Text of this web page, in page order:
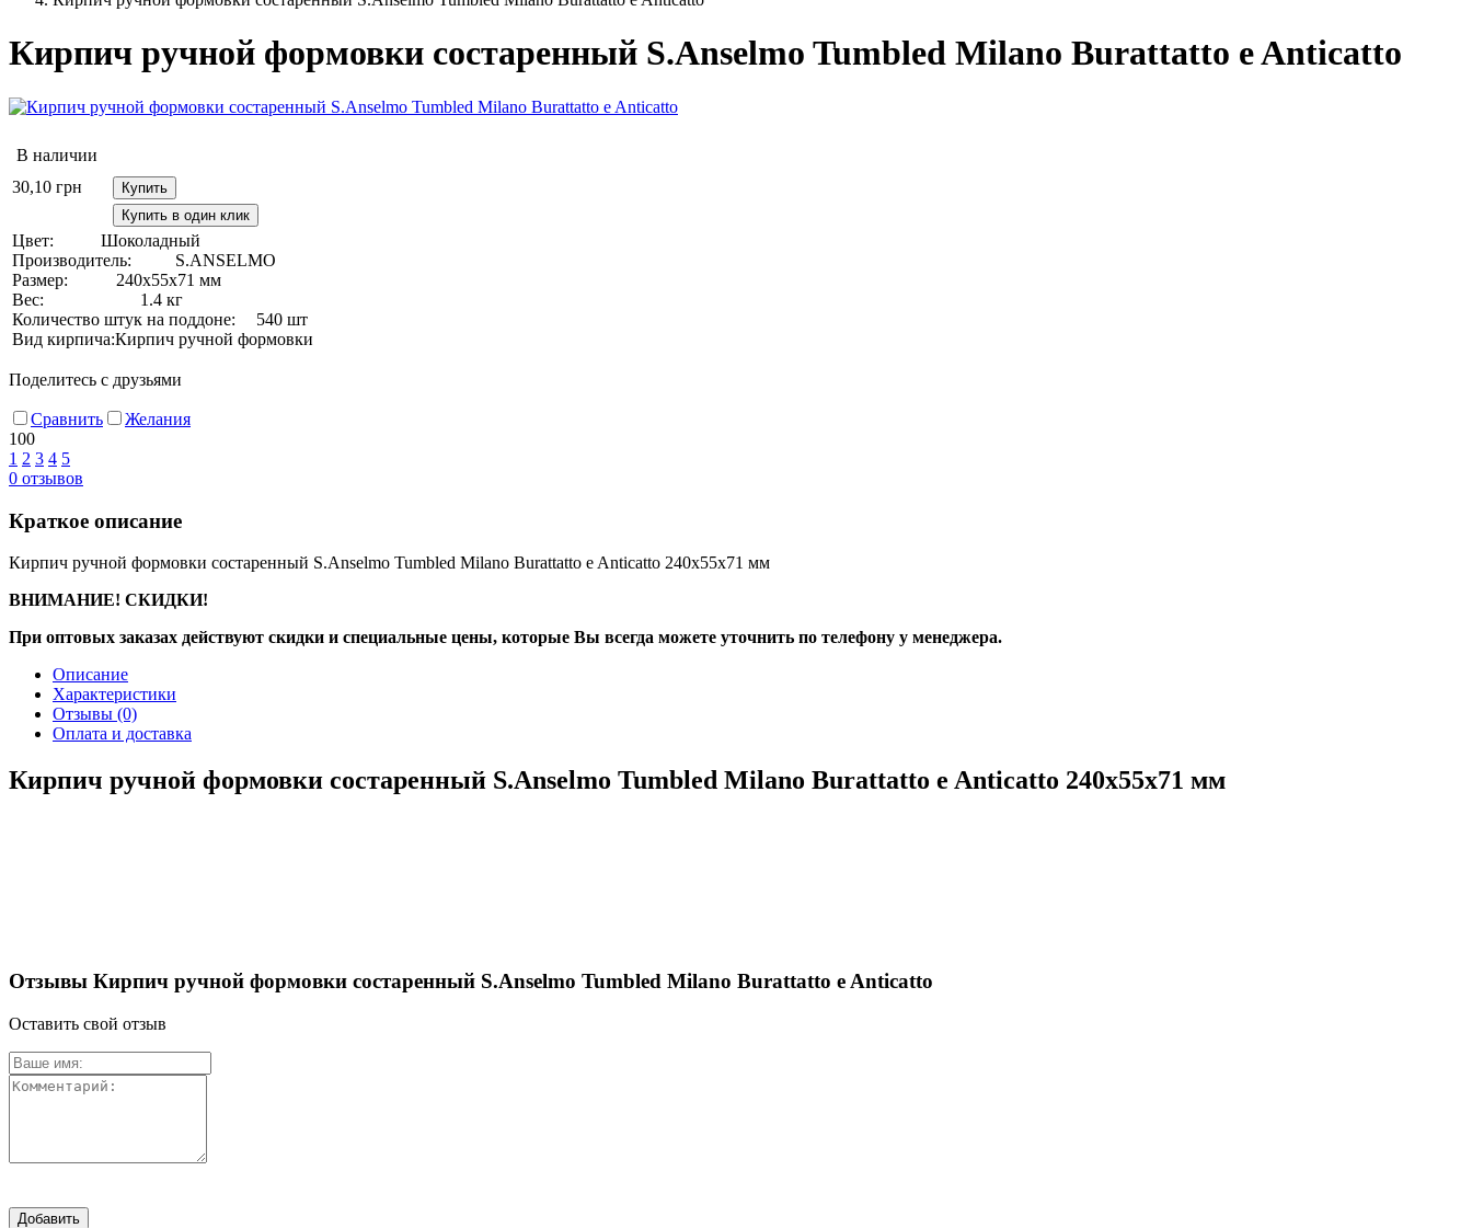
Кирпич ручной формовки состаренный S.Anselmo Tumbled Milano Burattatto e Anticatto
В наличии
30,10 грн
Купить
Купить в один клик
Цвет:
Шоколадный
Производитель:
S.ANSELMO
Размер:
240х55х71 мм
Вес:
1.4 кг
Количество штук на поддоне:
540 шт
Вид кирпича:Кирпич ручной формовки
Поделитесь с друзьями
Сравнить
Желания
100
1 2 3 4 5
0 отзывов
Краткое описание
Кирпич ручной формовки состаренный S.Anselmo Tumbled Milano Burattatto e Anticatto 240х55х71 мм
ВНИМАНИЕ! СКИДКИ!
При оптовых заказах действуют скидки и специальные цены, которые Вы всегда можете уточнить по телефону у менеджера.
Описание
Характеристики
Отзывы (0)
Оплата и доставка
Кирпич ручной формовки состаренный S.Anselmo Tumbled Milano Burattatto e Anticatto 240х55х71 мм
Отзывы Кирпич ручной формовки состаренный S.Anselmo Tumbled Milano Burattatto e Anticatto
Оставить свой отзыв